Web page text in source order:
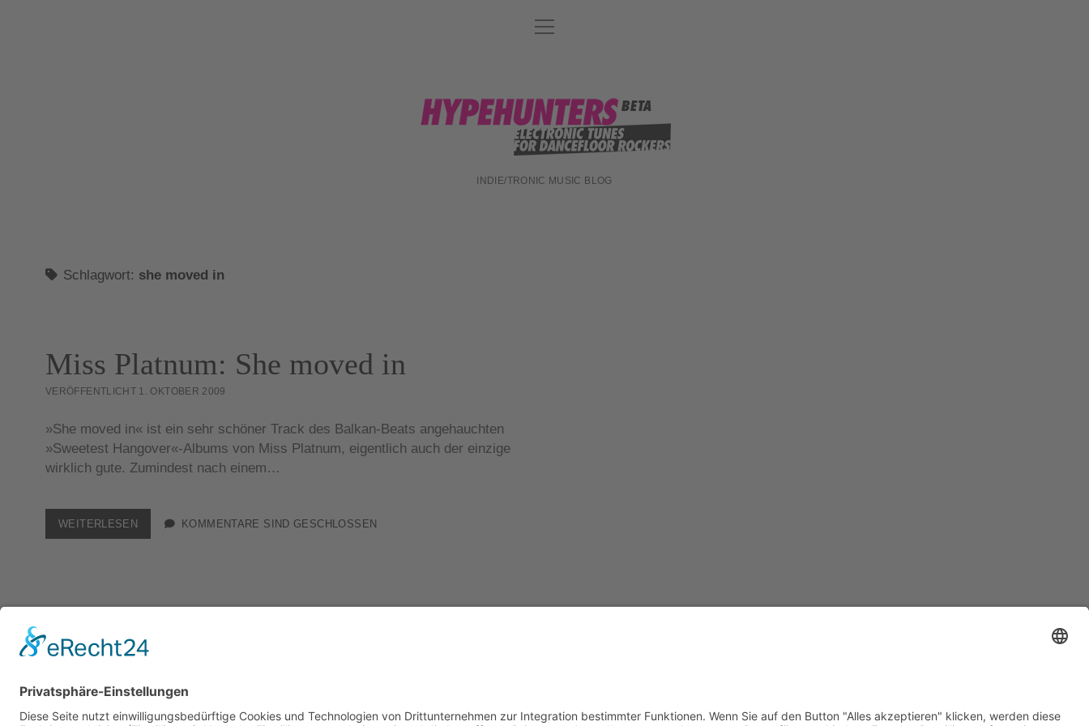
DATENSCHUTZ
ABOUT
IMPRESSUM
Menü
öffnen
hypehunters
INDIE/TRONIC MUSIC BLOG
Schlagwort: she moved in
Miss Platnum: She moved in
VERÖFFENTLICHT 1. OKTOBER 2009
»She moved in« ist ein sehr schöner Track des Balkan-Beats angehauchten
»Sweetest Hangover«-Albums von Miss Platnum, eigentlich auch der einzige
wirklich gute. Zumindest nach einem…
WEITERLESEN MISS
PLATNUM:
KOMMENTARE SIND GESCHLOSSEN